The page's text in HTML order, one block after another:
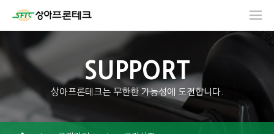
SUPPORT
상아프론테크는 무한한 가능성에 도전합니다.